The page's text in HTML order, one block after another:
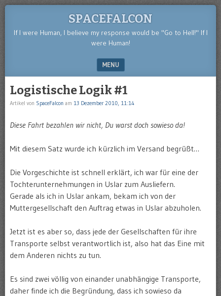
SPACEFALCON
If I were Human, I believe my response would be "Go to Hell!" If I
were Human!
MENU
Logistische Logik #1
Artikel von SpaceFalcon am 13 Dezember 2010, 11:14
Diese Fahrt bezahlen wir nicht, Du warst doch sowieso da!
Mit diesem Satz wurde ich kürzlich im Versand begrüßt…
Die Vorgeschichte ist schnell erklärt, ich war für eine der
Tochterunternehmungen in Uslar zum Ausliefern.
Gerade als ich in Uslar ankam, bekam ich von der
Muttergesellschaft den Auftrag etwas in Uslar abzuholen.
Jetzt ist es aber so, dass jede der Gesellschaften für ihre
Transporte selbst verantwortlich ist, also hat das Eine mit
dem Anderen nichts zu tun.
Es sind zwei völlig von einander unabhängige Transporte,
daher finde ich die Begründung, dass ich sowieso da